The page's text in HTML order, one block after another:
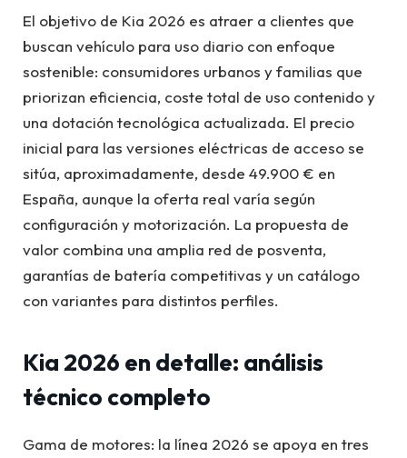
El objetivo de Kia 2026 es atraer a clientes que
buscan vehículo para uso diario con enfoque
sostenible: consumidores urbanos y familias que
priorizan eficiencia, coste total de uso contenido y
una dotación tecnológica actualizada. El precio
inicial para las versiones eléctricas de acceso se
sitúa, aproximadamente, desde 49.900 € en
España, aunque la oferta real varía según
configuración y motorización. La propuesta de
valor combina una amplia red de posventa,
garantías de batería competitivas y un catálogo
con variantes para distintos perfiles.
Kia 2026 en detalle: análisis
técnico completo
Gama de motores: la línea 2026 se apoya en tres